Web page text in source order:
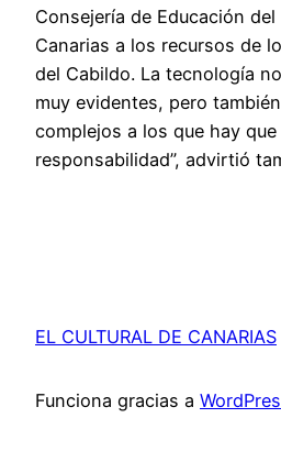
Consejería de Educación
Canarias a los recursos de
del Cabildo. La tecnología
muy evidentes, pero
complejos a los que hay
responsabilidad”, advirtió
EL CULTURAL DE CANARIAS
Funciona gracias a